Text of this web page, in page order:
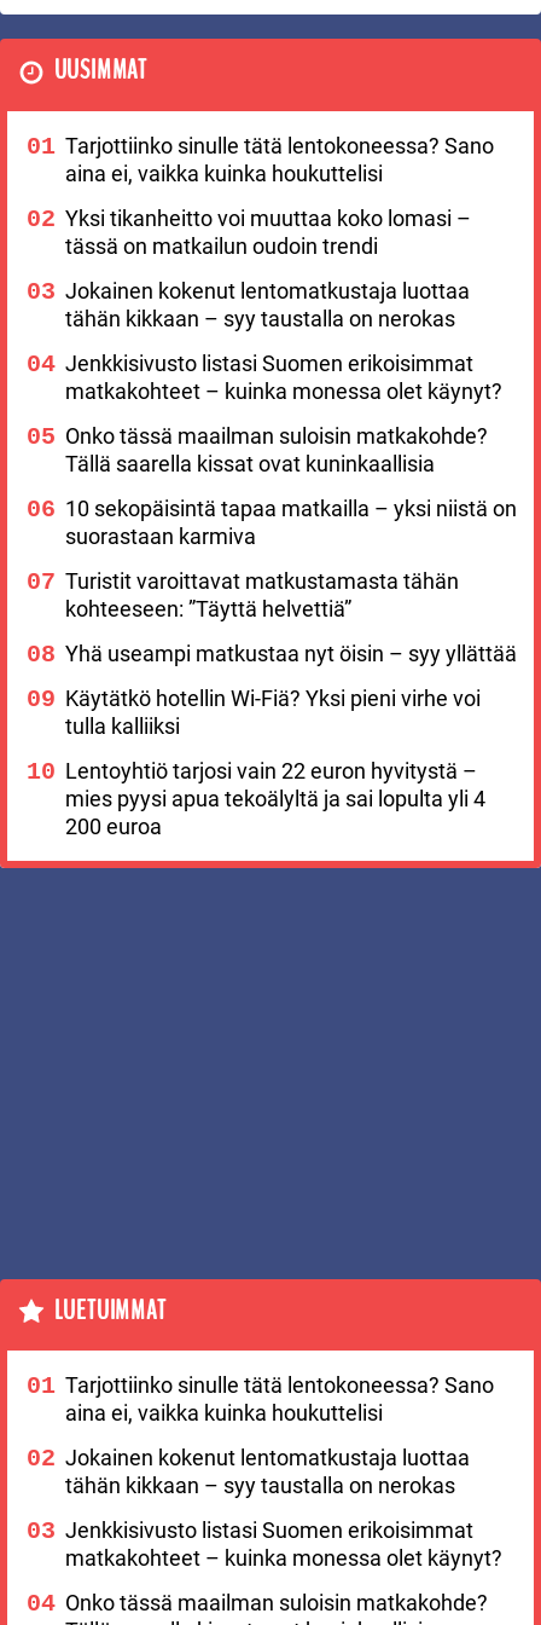
UUSIMMAT
Tarjottiinko sinulle tätä lentokoneessa? Sano
aina ei, vaikka kuinka houkuttelisi
Yksi tikanheitto voi muuttaa koko lomasi –
tässä on matkailun oudoin trendi
Jokainen kokenut lentomatkustaja luottaa
tähän kikkaan – syy taustalla on nerokas
Jenkkisivusto listasi Suomen erikoisimmat
matkakohteet – kuinka monessa olet käynyt?
Onko tässä maailman suloisin matkakohde?
Tällä saarella kissat ovat kuninkaallisia
10 sekopäisintä tapaa matkailla – yksi niistä on
suorastaan karmiva
Turistit varoittavat matkustamasta tähän
kohteeseen: ”Täyttä helvettiä”
Yhä useampi matkustaa nyt öisin – syy yllättää
Käytätkö hotellin Wi-Fiä? Yksi pieni virhe voi
tulla kalliiksi
Lentoyhtiö tarjosi vain 22 euron hyvitystä –
mies pyysi apua tekoälyltä ja sai lopulta yli 4
200 euroa
LUETUIMMAT
Tarjottiinko sinulle tätä lentokoneessa? Sano
aina ei, vaikka kuinka houkuttelisi
Jokainen kokenut lentomatkustaja luottaa
tähän kikkaan – syy taustalla on nerokas
Jenkkisivusto listasi Suomen erikoisimmat
matkakohteet – kuinka monessa olet käynyt?
Onko tässä maailman suloisin matkakohde?